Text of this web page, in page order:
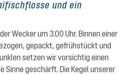
und ein
Wecker um 3.00 Uhr. Binnen einer
gepackt, gefrühstückt und
setzen wir vorsichtig einen
Sinne geschärft. Die Kegel unserer